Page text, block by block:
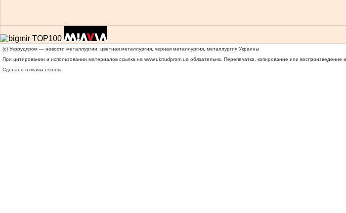
(c) Укррудпром — новости металлургии: цветная металлургия, черная металлургия, металлургия Украины
При цитировании и использовании материалов ссылка на www.ukrrudprom.ua обязательна. Перепечатка, копирование или
Сделано в miavia estudia.